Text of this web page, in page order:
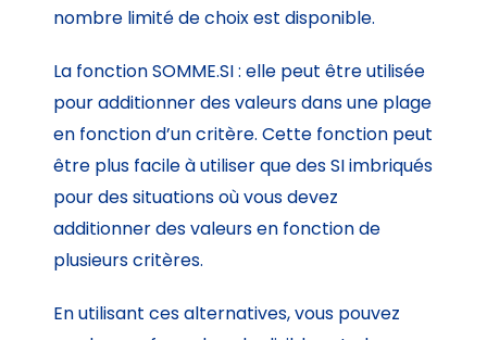
nombre limité de choix est disponible.
La fonction SOMME.SI : elle peut être utilisée
pour additionner des valeurs dans une plage
en fonction d’un critère. Cette fonction peut
être plus facile à utiliser que des SI imbriqués
pour des situations où vous devez
additionner des valeurs en fonction de
plusieurs critères.
En utilisant ces alternatives, vous pouvez